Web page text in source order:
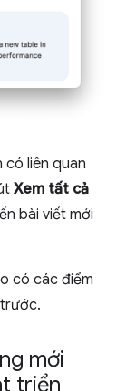
có liên quan
Xem tất cả
bài viết mới
có các điểm
mới
triển